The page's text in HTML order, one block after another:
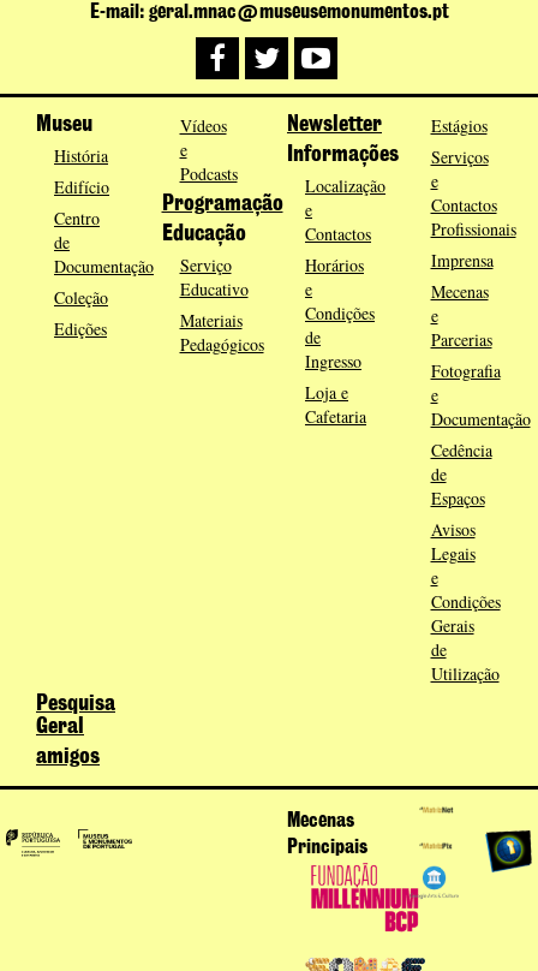
E-mail: geral.mnac@museusemonumentos.pt
Museu
História
Edifício
Centro
de
Documentação
Coleção
Edições
Vídeos
e
Podcasts
Programação
Educação
Serviço
Educativo
Materiais
Pedagógicos
Newsletter
Informações
Localização
e
Contactos
Horários
e
Condições
de
Ingresso
Loja e
Cafetaria
Estágios
Serviços
e
Contactos
Profissionais
Imprensa
Mecenas
e
Parcerias
Fotografia
e
Documentação
Cedência
de
Espaços
Avisos
Legais
e
Condições
Gerais
de
Utilização
Pesquisa
Geral
amigos
Mecenas
Principais